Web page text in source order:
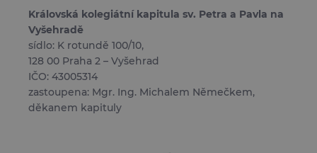
Královská kolegiátní kapitula sv. Petra a Pavla na
Vyšehradě
sídlo: K rotundě 100/10,
128 00 Praha 2 – Vyšehrad
IČO: 43005314
zastoupena: Mgr. Ing. Michalem Němečkem,
děkanem kapituly